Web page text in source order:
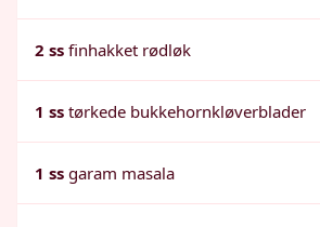
2 ss finhakket rødløk
1 ss tørkede bukkehornkløverblader
1 ss garam masala